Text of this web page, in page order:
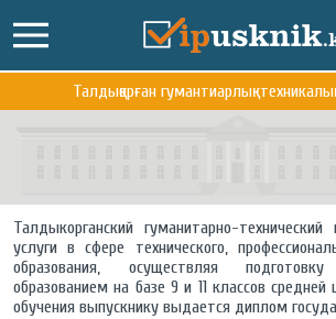
Талдықорған гумантиарлық-
Талдыкорганский гуманитарно-
услуги в сфере технического,
образования, осуществляя
образованием на базе 9 и 11 классов
обучения выпускнику выдается диплом